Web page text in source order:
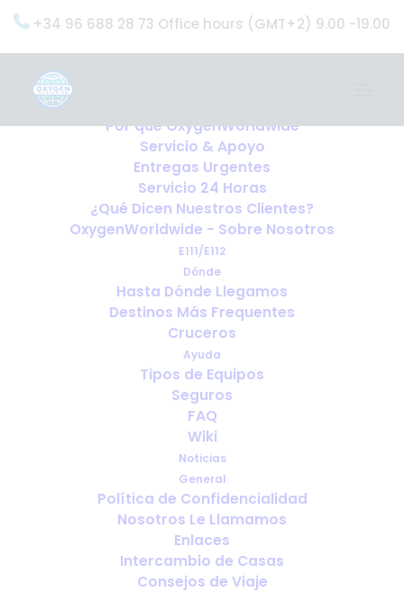
+34 96 688 28 73 Office hours (GMT+2) 9.00 -19.00
OxygenWorldwide (¿Qué Hacemos?)
Por qué OxygenWorldwide
Servicio & Apoyo
Entregas Urgentes
Servicio 24 Horas
¿Qué Dicen Nuestros Clientes?
OxygenWorldwide - Sobre Nosotros
E111/E112
Dónde
Hasta Dónde Llegamos
Destinos Más Frequentes
Cruceros
Ayuda
Tipos de Equipos
Seguros
FAQ
Wiki
Noticias
General
Política de Confidencialidad
Nosotros Le Llamamos
Enlaces
Intercambio de Casas
Consejos de Viaje
Seguro de viaje para usuarios de
oxígeno: Lo que todo viajero debe